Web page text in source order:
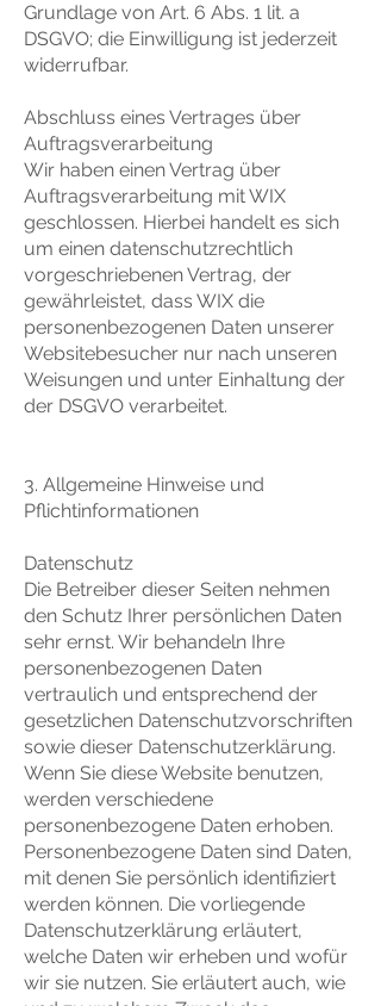
Grundlage von Art. 6 Abs. 1 lit. a
DSGVO; die Einwilligung ist jederzeit
widerrufbar.
Abschluss eines Vertrages über
Auftragsverarbeitung
Wir haben einen Vertrag über
Auftragsverarbeitung mit WIX
geschlossen. Hierbei handelt es sich
um einen datenschutzrechtlich
vorgeschriebenen Vertrag, der
gewährleistet, dass WIX die
personenbezogenen Daten unserer
Websitebesucher nur nach unseren
Weisungen und unter Einhaltung der
der DSGVO verarbeitet.
3. Allgemeine Hinweise und
Pflichtinformationen
Datenschutz
Die Betreiber dieser Seiten nehmen
den Schutz Ihrer persönlichen Daten
sehr ernst. Wir behandeln Ihre
personenbezogenen Daten
vertraulich und entsprechend der
gesetzlichen Datenschutzvorschriften
sowie dieser Datenschutzerklärung.
Wenn Sie diese Website benutzen,
werden verschiedene
personenbezogene Daten erhoben.
Personenbezogene Daten sind Daten,
mit denen Sie persönlich identifiziert
werden können. Die vorliegende
Datenschutzerklärung erläutert,
welche Daten wir erheben und wofür
wir sie nutzen. Sie erläutert auch, wie